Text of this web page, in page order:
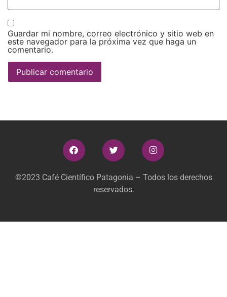
Guardar mi nombre, correo electrónico y sitio web en
este navegador para la próxima vez que haga un
comentario.
©2023 Café Científico Patagonia – Todos los derechos
reservados.